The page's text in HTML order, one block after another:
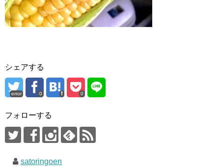
シェアする
error 0 0
フォローする
satoringoen